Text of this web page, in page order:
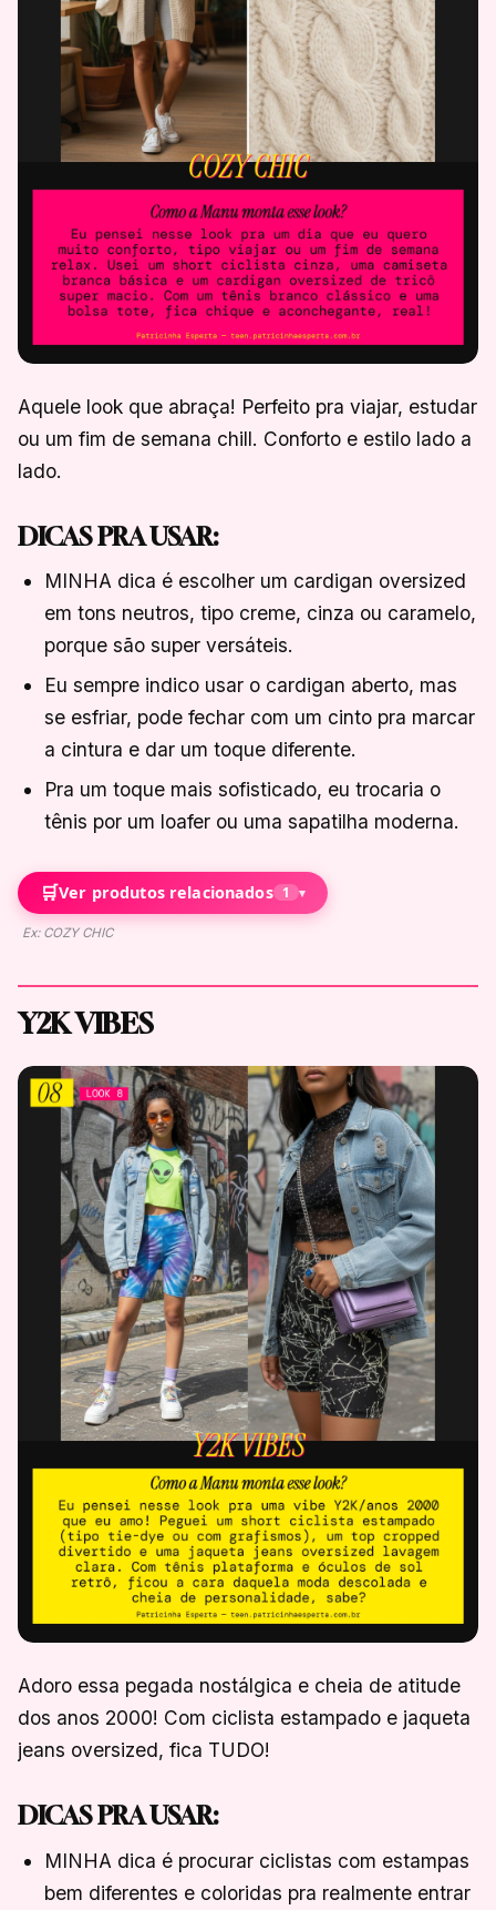
Aquele look que abraça! Perfeito pra viajar, estudar
ou um fim de semana chill. Conforto e estilo lado a
lado.
DICAS PRA USAR:
MINHA dica é escolher um cardigan oversized
em tons neutros, tipo creme, cinza ou caramelo,
porque são super versáteis.
Eu sempre indico usar o cardigan aberto, mas
se esfriar, pode fechar com um cinto pra marcar
a cintura e dar um toque diferente.
Pra um toque mais sofisticado, eu trocaria o
tênis por um loafer ou uma sapatilha moderna.
🛒Ver produtos relacionados 1 ▾
Ex: COZY CHIC
Y2K VIBES
Adoro essa pegada nostálgica e cheia de atitude
dos anos 2000! Com ciclista estampado e jaqueta
jeans oversized, fica TUDO!
DICAS PRA USAR:
MINHA dica é procurar ciclistas com estampas
bem diferentes e coloridas pra realmente entrar